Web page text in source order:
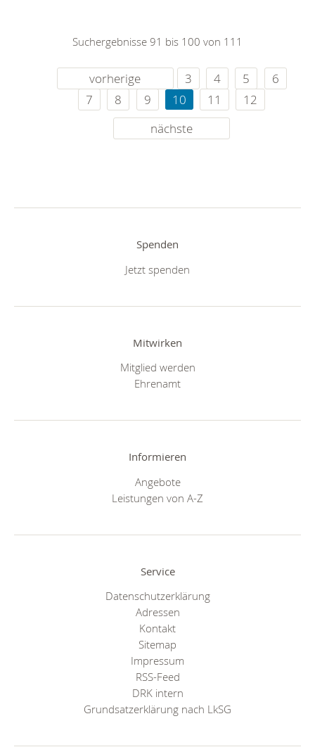
Suchergebnisse 91 bis 100 von 111
vorherige 3 4 5
6
7
8 9 10 11
12
nächste
Spenden
Jetzt spenden
Mitwirken
Mitglied werden
Ehrenamt
Informieren
Angebote
Leistungen von A-Z
Service
Datenschutzerklärung
Adressen
Kontakt
Sitemap
Impressum
RSS-Feed
DRK intern
Grundsatzerklärung nach LkSG